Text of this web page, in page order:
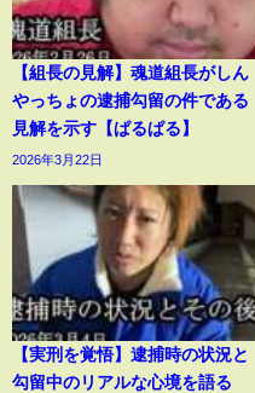
【組長の見解】魂道組長がしん
やっちょの逮捕勾留の件である
見解を示す【ぱるぱる】
2026年3月22日
【実刑を覚悟】逮捕時の状況と
勾留中のリアルな心境を語る